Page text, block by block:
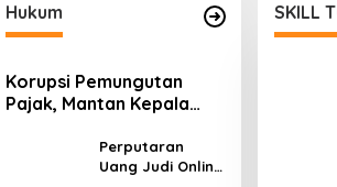
Hukum
Korupsi Pemungutan
Pajak, Mantan Kepala
Perputaran
Uang Judi Online
SKILL